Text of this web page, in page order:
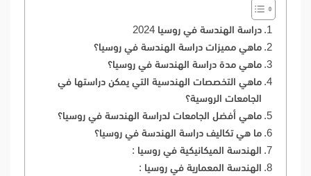
دراسة الهندسة في روسيا 2024
ماهي مميزات دراسة الهندسة في روسيا؟
ماهي مدة دراسة الهندسة في روسيا؟
ماهي التخصصات الهندسية التي يمكن دراستها في
الجامعات الروسية؟
ماهي أفضل الجامعات لدراسة الهندسة في روسيا؟
ما هي تكاليف دراسة الهندسة في روسيا؟
الهندسة الميكانيكية في روسيا :
الهندسة المعمارية في روسيا :